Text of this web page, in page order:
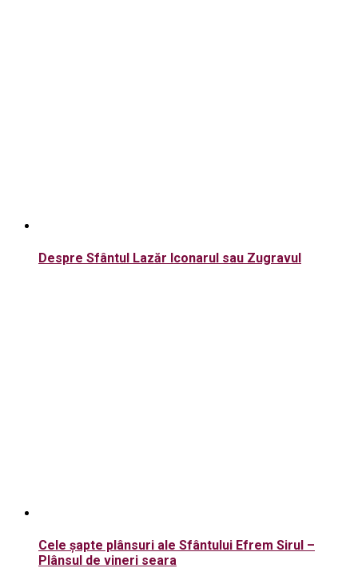
Despre Sfântul Lazăr Iconarul sau Zugravul
Cele șapte plânsuri ale Sfântului Efrem Sirul –
Plânsul de vineri seara